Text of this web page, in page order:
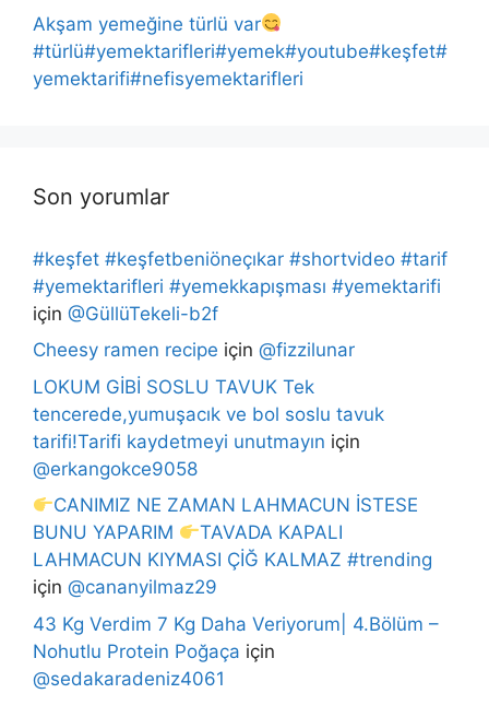
Akşam yemeğine türlü var
#türlü#yemektarifleri#yemek#youtube#keşfet#
yemektarifi#nefisyemektarifleri
Son yorumlar
#keşfet #keşfetbeniöneçıkar #shortvideo #tarif
#yemektarifleri #yemekkapışması #yemektarifi
için @GüllüTekeli-b2f
Cheesy ramen recipe için @fizzilunar
LOKUM GİBİ SOSLU TAVUK Tek
tencerede,yumuşacık ve bol soslu tavuk
tarifi!Tarifi kaydetmeyi unutmayın için
@erkangokce9058
CANIMIZ NE ZAMAN LAHMACUN İSTESE
BUNU YAPARIM
TAVADA KAPALI
LAHMACUN KIYMASI ÇİĞ KALMAZ #trending
için @cananyilmaz29
43 Kg Verdim 7 Kg Daha Veriyorum| 4.Bölüm –
Nohutlu Protein Poğaça için
@sedakaradeniz4061